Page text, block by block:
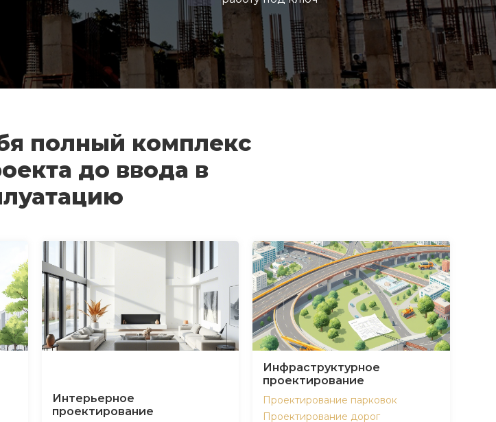
полный комплекс
до ввода в
Интерьерное
проектирование
Инфраструктурное
проектирование
Проектирование парковок
Проектирование дорог